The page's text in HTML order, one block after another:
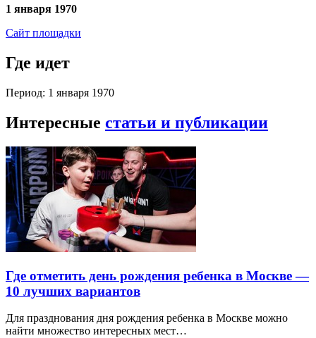
1 января 1970
Сайт площадки
Где идет
Период: 1 января 1970
Интересные статьи и публикации
Где отметить день рождения ребенка в Москве —
10 лучших вариантов
Для празднования дня рождения ребенка в Москве можно
найти множество интересных мест…